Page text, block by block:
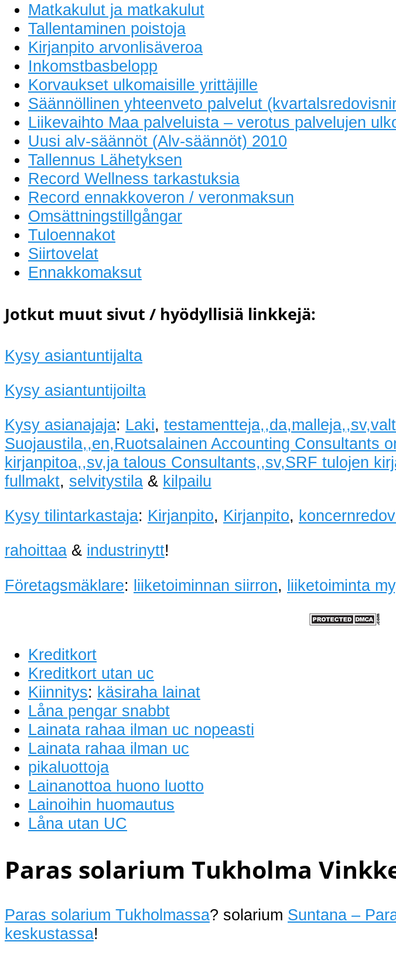
Matkakulut ja matkakulut
Tallentaminen poistoja
Kirjanpito arvonlisäveroa
Inkomstbasbelopp
Korvaukset ulkomaisille yrittäjille
Säännöllinen yhteenveto palvelut
Liikevaihto Maa palveluista – verotus palvelujen
Uusi alv-säännöt (Alv-säännöt) 2010
Tallennus Lähetyksen
Record Wellness tarkastuksia
Record ennakkoveron / veronmaksun
Omsättningstillgångar
Tuloennakot
Siirtovelat
Ennakkomaksut
Jotkut muut sivut / hyödyllisiä linkkejä:
Kysy asiantuntijalta
Kysy asiantuntijoilta
Kysy asianajaja: Laki,
Suojaustila,,en,Ruotsalainen Accounting Consultants
kirjanpitoa,,sv,ja talous Consultants,,sv,SRF tulojen
fullmakt, selvitystila & kilpailu
Kysy tilintarkastaja: Kirjanpito, Kirjanpito,
rahoittaa & industrinytt!
Företagsmäklare: liiketoiminnan siirron, liiketoiminta
Kreditkort
Kreditkort utan uc
Kiinnitys: käsiraha lainat
Låna pengar snabbt
Lainata rahaa ilman uc nopeasti
Lainata rahaa ilman uc
pikaluottoja
Lainanottoa huono luotto
Lainoihin huomautus
Låna utan UC
Paras solarium Tukholma
Paras solarium Tukholmassa? solarium Suntana –
keskustassa!